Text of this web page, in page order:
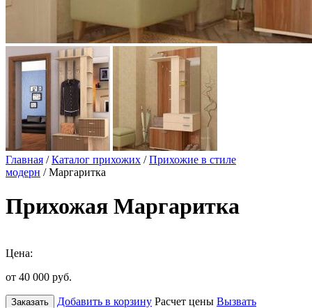
Главная /Каталог прихожих /Прихожие в стиле
модерн / Маргаритка
Прихожая Маргаритка
Цена:
от 40 000 руб.
Заказать Добавить в корзину Расчет цены Вызвать